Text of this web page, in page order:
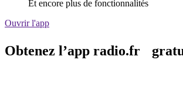
Et encore plus de fonctionnalités
Ouvrir l'app
Obtenez l’app radio.fr